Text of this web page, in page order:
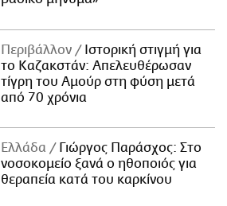
Περιβάλλον
Ιστορική στιγμή για
το Καζακστάν: Απελευθέρωσαν
τίγρη του Αμούρ στη φύση μετά
από 70 χρόνια
Ελλάδα
Γιώργος Παράσχος: Στο
νοσοκομείο ξανά ο ηθοποιός για
θεραπεία κατά του καρκίνου